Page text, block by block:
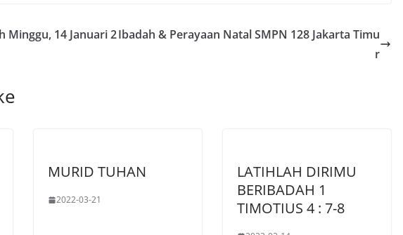
Minggu, 14 Januari 2Ibadah & Perayaan Natal SMPN 128 Jakarta Timu
r
MURID TUHAN
2022-03-21
LATIHLAH DIRIMU
BERIBADAH 1
TIMOTIUS 4 : 7-8